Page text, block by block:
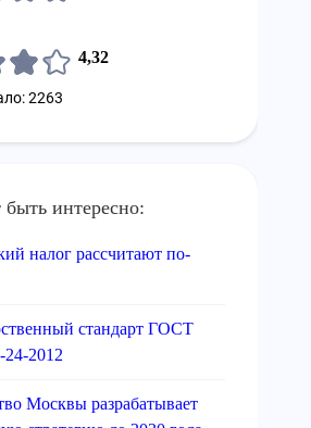
4,32
2263
интересно:
налог рассчитают по-
стандарт ГОСТ
2012
Москвы разрабатывает